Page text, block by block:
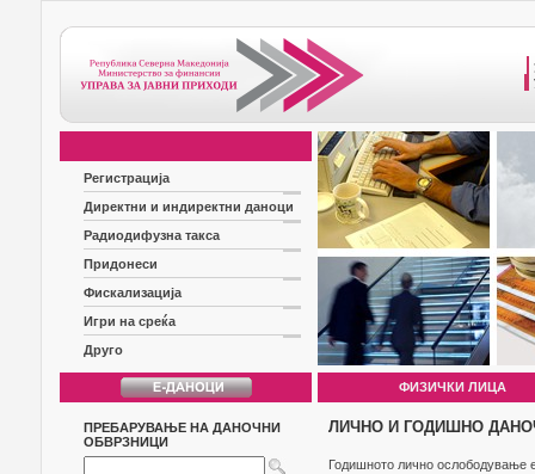
Регистрација
Директни и индиректни даноци
Радиодифузна такса
Придонеси
Фискализација
Игри на среќа
Друго
ФИЗИЧКИ ЛИЦА
ПРЕБАРУВАЊЕ НА ДАНОЧНИ
ОБВРЗНИЦИ
ЛИЧНО И ГОДИШНО
Годишното лично ослободување